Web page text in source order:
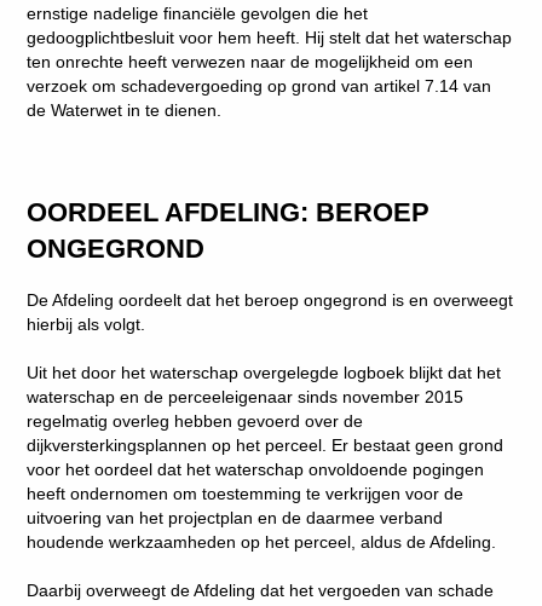
ernstige nadelige financiële gevolgen die het
gedoogplichtbesluit voor hem heeft. Hij stelt dat het waterschap
ten onrechte heeft verwezen naar de mogelijkheid om een
verzoek om schadevergoeding op grond van artikel 7.14 van
de Waterwet in te dienen.
OORDEEL AFDELING: BEROEP
ONGEGROND
De Afdeling oordeelt dat het beroep ongegrond is en overweegt
hierbij als volgt.
Uit het door het waterschap overgelegde logboek blijkt dat het
waterschap en de perceeleigenaar sinds november 2015
regelmatig overleg hebben gevoerd over de
dijkversterkingsplannen op het perceel. Er bestaat geen grond
voor het oordeel dat het waterschap onvoldoende pogingen
heeft ondernomen om toestemming te verkrijgen voor de
uitvoering van het projectplan en de daarmee verband
houdende werkzaamheden op het perceel, aldus de Afdeling.
Daarbij overweegt de Afdeling dat het vergoeden van schade